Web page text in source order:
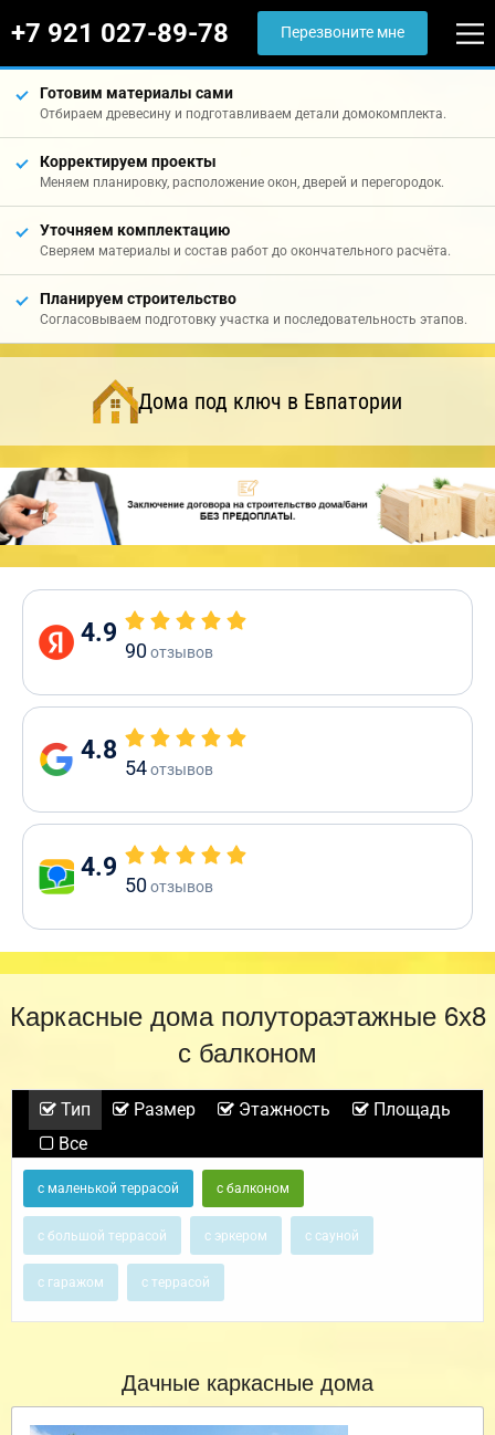
+7 921 027-89-78 Перезвоните мне
Готовим материалы сами
Отбираем древесину и подготавливаем детали домокомплекта.
Корректируем проекты
Меняем планировку, расположение окон, дверей и перегородок.
Уточняем комплектацию
Сверяем материалы и состав работ до окончательного расчёта.
Планируем строительство
Согласовываем подготовку участка и последовательность этапов.
Дома под ключ в Евпатории
4.9
90отзывов
4.8
54отзывов
4.9
50отзывов
Каркасные дома полутораэтажные 6х8
с балконом
Тип Размер Этажность
Площадь
Все
с маленькой террасой с балконом
с большой террасой с эркером с сауной
с гаражом с террасой
Дачные каркасные дома